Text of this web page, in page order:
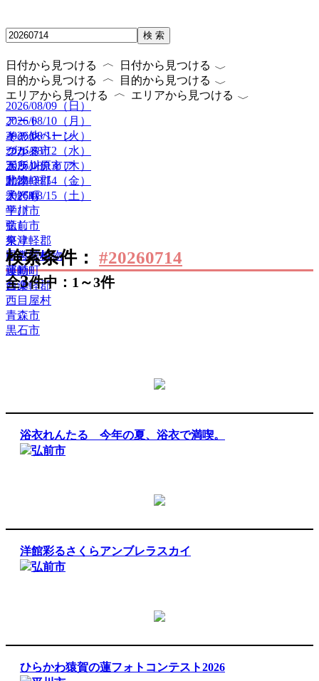
検 索
日付から見つける 〈 日付から見つける 〈
2026/08/09（日）
2026/08/10（月）
2026/08/11（火）
2026/08/12（水）
2026/08/13（木）
2026/08/14（金）
2026/08/15（土）
目的から見つける 〈 目的から見つける 〈
アート
キャンペーン
グルメ
ボランティア
動物
子ども
学び
癒し
祭り
自然・植物
運動
音楽
エリアから見つける 〈 エリアから見つける 〈
その他
つがる市
五所川原市
北津軽郡
大鰐町
平川市
弘前市
東津軽郡
田舎館村
藤崎町
西津軽郡
西目屋村
青森市
黒石市
検索条件： #20260714
全3件中：1～3件
浴衣れんたる 今年の夏、浴衣で満喫。
弘前市
洋館彩るさくらアンブレラスカイ
弘前市
ひらかわ猿賀の蓮フォトコンテスト2026